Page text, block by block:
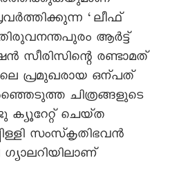
‘ലീഫ്‌
ആർട്ട്‌
രണ്ടാമത്‌
പ്രമുഖരായ ഒന്പത്‌
ചിത്രങ്ങളുടെ
ക്യൂറേറ്റ്‌ ചെയ്‌ത
സംസ്‌കൃതിഭവൻ